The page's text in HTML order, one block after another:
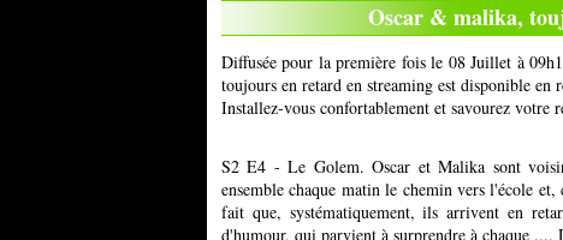
Oscar & malika,
Diffusée pour la première fois le 08 Juillet à
toujours en retard en streaming est disponible
Installez-vous confortablement et savourez votre
S2 E4 - Le Golem. Oscar et Malika sont
ensemble chaque matin le chemin vers l'école
fait que, systématiquement, ils arrivent en
d'humour, qui parvient à surprendre à chaque ....